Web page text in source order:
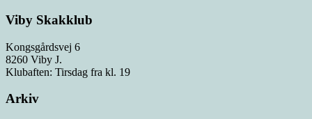
Viby Skakklub
Kongsgårdsvej 6
8260 Viby J.
Klubaften: Tirsdag fra kl. 19
Arkiv